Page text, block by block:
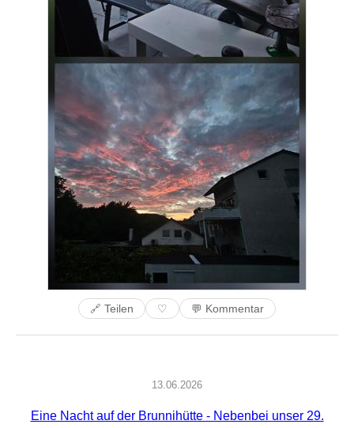
🔗 Teilen ♡ 💬 Kommentar
13.06.2026
Eine Nacht auf der Brunnihütte - Nebenbei unser 29.